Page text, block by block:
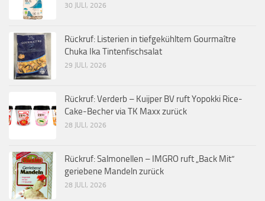
30 JULI, 2026
Rückruf: Listerien in tiefgekühltem Gourmaître
Chuka Ika Tintenfischsalat
29 JULI, 2026
Rückruf: Verderb – Kuijper BV ruft Yopokki Rice-
Cake-Becher via TK Maxx zurück
28 JULI, 2026
Rückruf: Salmonellen – IMGRO ruft „Back Mit“
geriebene Mandeln zurück
28 JULI, 2026